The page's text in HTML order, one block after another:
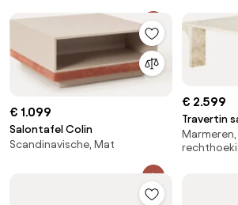
€ 1.099
Salontafel Colin
Scandinavische, Mat
€ 2.599
Travertin
cm
Marmeren,